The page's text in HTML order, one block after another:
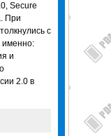
Secure
При
с
именно:
и
2.0 в